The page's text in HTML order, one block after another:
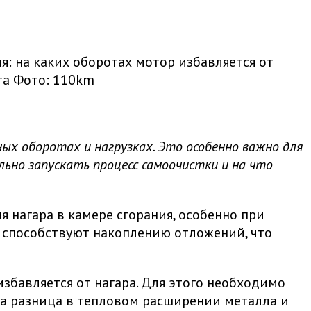
на каких оборотах мотор избавляется от
Фото: 110km
оборотах и нагрузках. Это особенно важно для
запускать процесс самоочистки и на что
в камере сгорания, особенно при
накоплению отложений, что
от нагара. Для этого необходимо
разница в тепловом расширении металла и